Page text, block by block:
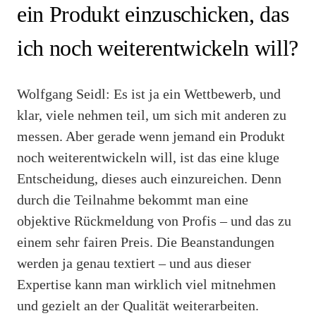
ein Produkt einzuschicken, das
ich noch weiterentwickeln will?
Wolfgang Seidl: Es ist ja ein Wettbewerb, und
klar, viele nehmen teil, um sich mit anderen zu
messen. Aber gerade wenn jemand ein Produkt
noch weiterentwickeln will, ist das eine kluge
Entscheidung, dieses auch einzureichen. Denn
durch die Teilnahme bekommt man eine
objektive Rückmeldung von Profis – und das zu
einem sehr fairen Preis. Die Beanstandungen
werden ja genau textiert – und aus dieser
Expertise kann man wirklich viel mitnehmen
und gezielt an der Qualität weiterarbeiten.